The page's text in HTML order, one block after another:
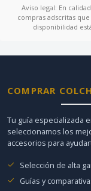
Aviso legal: En
compras adscritas
disponibilidad
COMPRAR
Tu guía especializada
seleccionamos los
accesorios para
Selección de alta
Guías y